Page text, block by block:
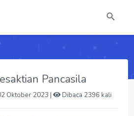
Pancasila
Oktober 2023 | Dibaca 2396 kali